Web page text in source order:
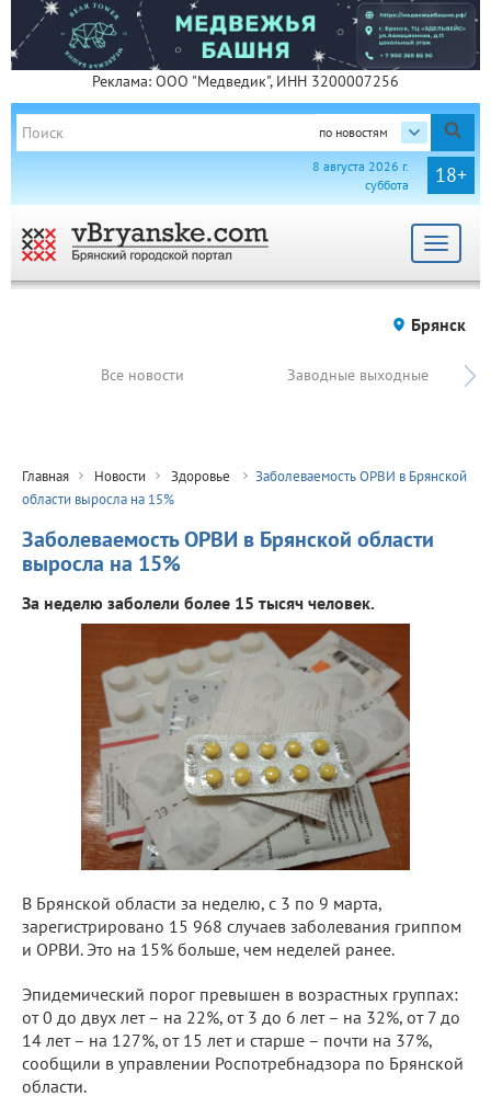
Реклама: ООО "Медведик", ИНН 3200007256
по новостям
18+
8 августа 2026 г.
суббота
Toggle
Брянск
Все новости Заводные выходные
Главная Новости Здоровье
Заболеваемость ОРВИ в Брянской
области выросла на 15%
Заболеваемость ОРВИ в Брянской области
выросла на 15%
За неделю заболели более 15 тысяч человек.
В Брянской области за неделю, с 3 по 9 марта,
зарегистрировано 15 968 случаев заболевания гриппом
и ОРВИ. Это на 15% больше, чем неделей ранее.
Эпидемический порог превышен в возрастных группах:
от 0 до двух лет – на 22%, от 3 до 6 лет – на 32%, от 7 до
14 лет – на 127%, от 15 лет и старше – почти на 37%,
сообщили в управлении Роспотребнадзора по Брянской
области.